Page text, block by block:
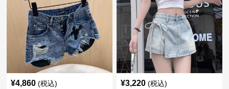
¥4,860 (税込) ¥3,220 (税込)